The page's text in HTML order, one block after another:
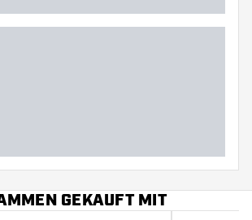
GEKAUFT MIT